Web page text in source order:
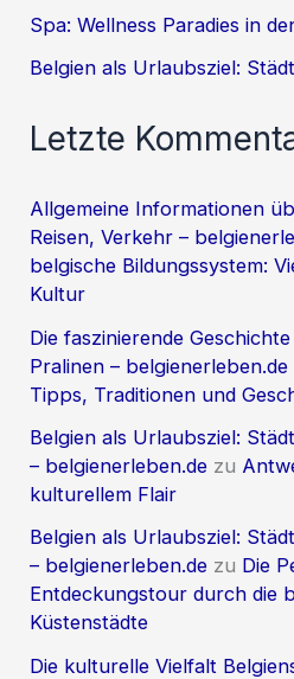
Spa: Wellness Paradies in
Belgien als Urlaubsziel:
Letzte
Allgemeine Informationen
Reisen, Verkehr –
belgische Bildungssystem:
Kultur
Die faszinierende
Pralinen – belgienerleben.de
Tipps, Traditionen und
Belgien als Urlaubsziel:
– belgienerleben.de zu
kulturellem Flair
Belgien als Urlaubsziel:
– belgienerleben.de zu Die
Entdeckungstour durch die
Küstenstädte
Die kulturelle Vielfalt